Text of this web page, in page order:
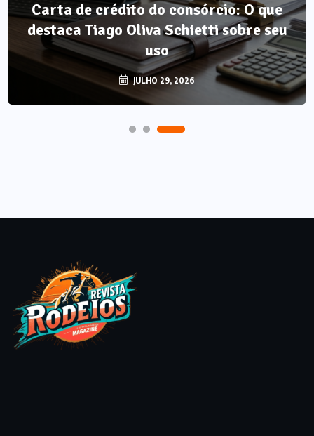
Carta de crédito do consórcio: O que
destaca Tiago Oliva Schietti sobre seu
uso
JULHO 29, 2026
Método LP: por que autonomia
alimentar é o único resultado que não
regride?
AGOSTO 7, 2026